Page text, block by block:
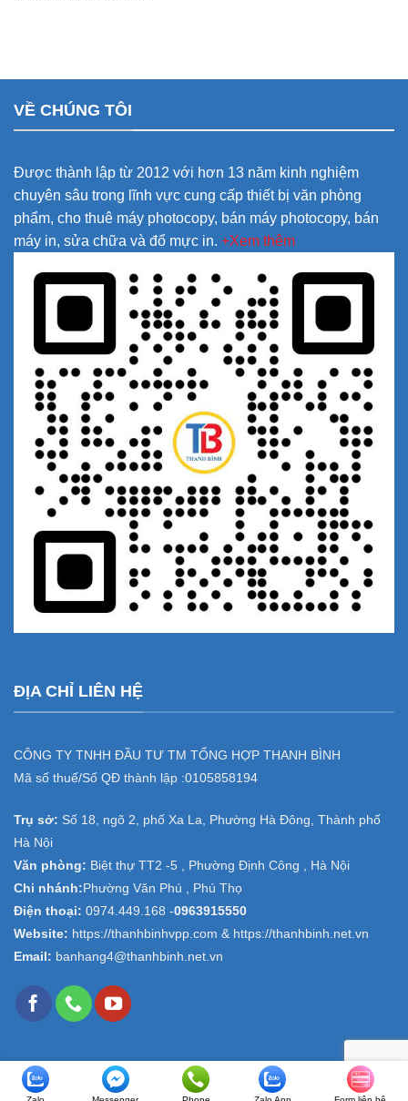
VỀ CHÚNG TÔI
Được thành lập từ 2012 với hơn 13 năm kinh nghiệm
chuyên sâu trong lĩnh vực cung cấp thiết bị văn phòng
phẩm, cho thuê máy photocopy, bán máy photocopy, bán
máy in, sửa chữa và đổ mực in. +Xem thêm
ĐỊA CHỈ LIÊN HỆ
CÔNG TY TNHH ĐẦU TƯ TM TỔNG HỢP THANH BÌNH
Mã số thuế/Số QĐ thành lập :0105858194
Trụ sở: Số 18, ngõ 2, phố Xa La, Phường Hà Đông, Thành phố
Hà Nội
Văn phòng: Biệt thự TT2 -5 , Phường Định Công , Hà Nội
Chi nhánh:Phường Văn Phú , Phú Thọ
Điện thoại: 0974.449.168 -0963915550
Website: https://thanhbinhvpp.com & https://thanhbinh.net.vn
Email: banhang4@thanhbinh.net.vn
Copyright 2026 © Văn phòng phẩm Thanh Bình